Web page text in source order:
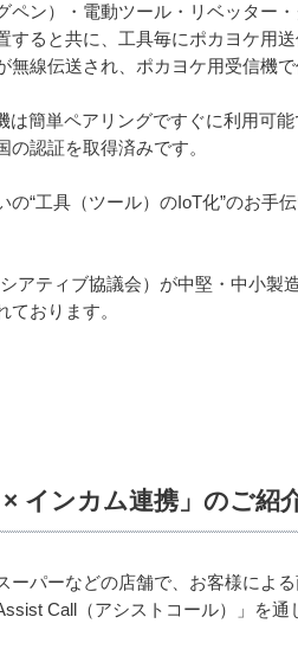
ン）・電動ツール・リベッター
ると共に、工具毎にポカヨケ用送
線伝送され、ポカヨケ用受信機
簡単ペアリングですぐに利用可
認証を取得済みです。
“工具（ツール）のIoT化”のお手
アティブ協議会）が中堅・中小製
おります。
インカム連携」のご紹
パーなどの店舗で、お客様によ
Call（アシストコール）」を